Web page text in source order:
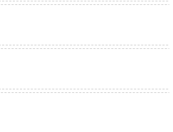
dzień 2D dubbing